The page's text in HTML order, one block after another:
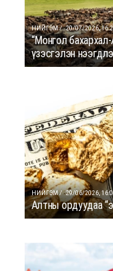
НИЙГЭМ / 20/07/2026,
“Монгол
үзэсгэлэн
НИЙГЭМ / 29/06/2026,
Алтны ордуудаа